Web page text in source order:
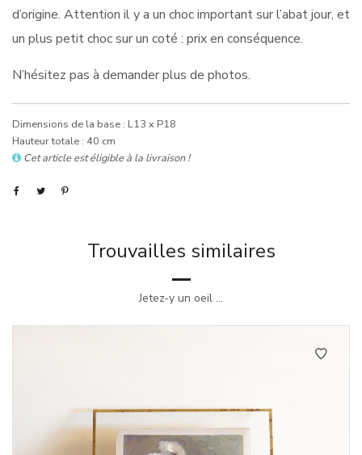
d’origine. Attention il y a un choc important sur l’abat jour, et
un plus petit choc sur un coté : prix en conséquence.
N’hésitez pas à demander plus de photos.
Dimensions de la base : L13 x P18
Hauteur totale : 40 cm
Cet article est éligible à la livraison !
Trouvailles similaires
Jetez-y un oeil ...